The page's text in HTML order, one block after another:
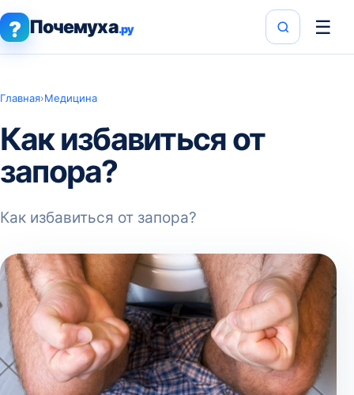
? Почемуха.ру ☰
Главная›Медицина
Как избавиться от
запора?
Как избавиться от запора?